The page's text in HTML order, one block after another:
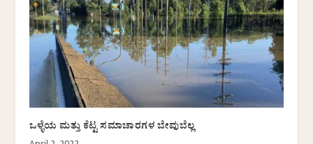
ಒಳ್ಳೆಯ ಮತ್ತು ಕೆಟ್ಟ ಸಮಾಚಾರಗಳ ಬೇವುಬೆಲ್ಲ